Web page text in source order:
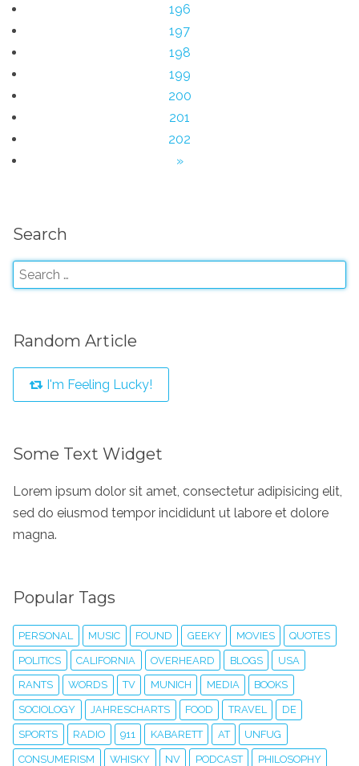
196
197
198
199
200
201
202
»
Search
Random Article
I'm Feeling Lucky!
Some Text Widget
Lorem ipsum dolor sit amet, consectetur adipisicing elit,
sed do eiusmod tempor incididunt ut labore et dolore
magna.
Popular Tags
PERSONAL MUSIC FOUND GEEKY MOVIES QUOTES
POLITICS CALIFORNIA OVERHEARD BLOGS USA
RANTS WORDS TV MUNICH MEDIA BOOKS
SOCIOLOGY JAHRESCHARTS FOOD TRAVEL DE
SPORTS RADIO 911 KABARETT AT UNFUG
CONSUMERISM WHISKY NV PODCAST PHILOSOPHY